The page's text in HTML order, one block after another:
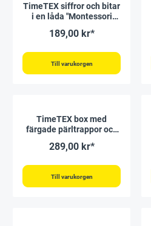
TimeTEX siffror och bitar
i en låda "Montessori
189,00 kr*
Till varukorgen
TimeTEX box med
färgade pärltrappor och
"Montessori Premium"
289,00 kr*
Till varukorgen